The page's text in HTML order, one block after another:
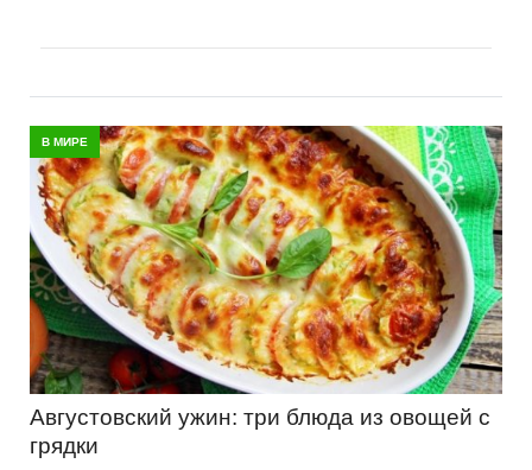
В МИРЕ
Августовский ужин: три блюда из овощей с
грядки